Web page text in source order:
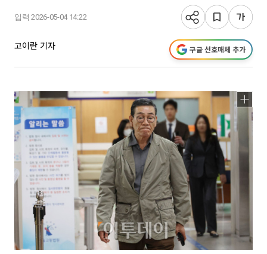
입력 2026-05-04 14:22
고이란 기자 구글 선호매체 추가